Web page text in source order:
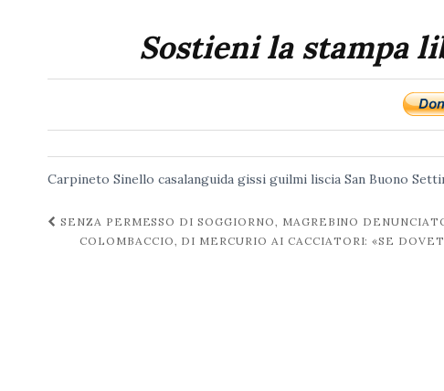
Sostieni la stampa
Carpineto Sinello casalanguida gissi guilmi liscia San Buono
Navigazione
post
SENZA PERMESSO DI SOGGIORNO, MAGREBINO
COLOMBACCIO, DI MERCURIO AI CACCIATORI: «SE